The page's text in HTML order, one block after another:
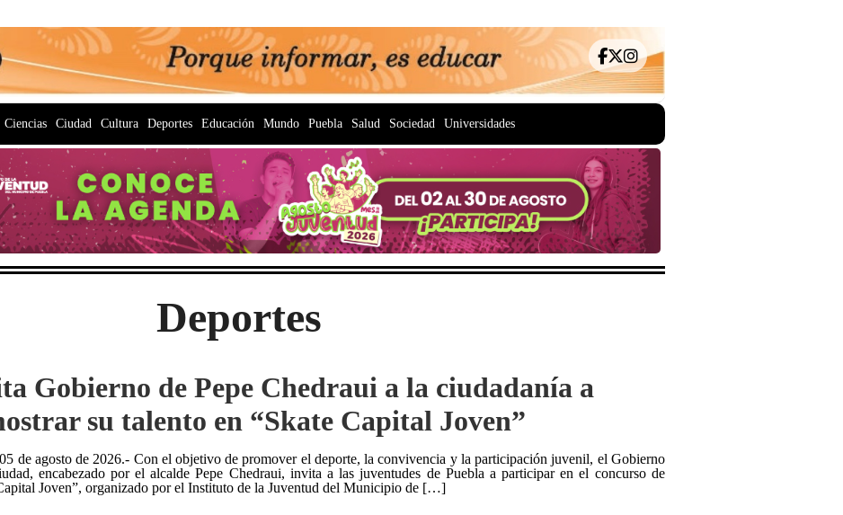
Ciencias Ciudad Cultura Deportes Educación Mundo Puebla Salud Sociedad Universidades
Deportes
Gobierno de Pepe Chedraui a la ciudadanía a
su talento en “Skate Capital Joven”
de agosto de 2026.- Con el objetivo de promover el deporte, la convivencia y la participación juvenil, el Gobierno
encabezado por el alcalde Pepe Chedraui, invita a las juventudes de Puebla a participar en el concurso de
Joven”, organizado por el Instituto de la Juventud del Municipio de […]